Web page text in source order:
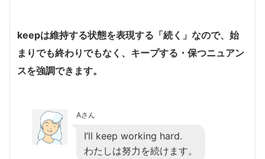
keepは維持する状態を表現する「続く」なので、始
まりでも終わりでもなく、キープする・保つニュアン
スを強調できます。
Aさん
I’ll keep working hard.
わたしは努力を続けます。